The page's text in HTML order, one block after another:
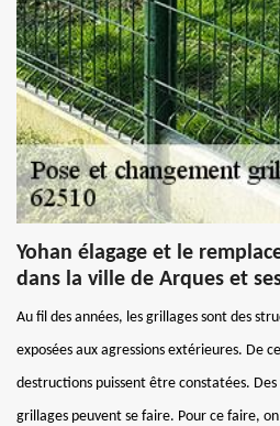
Yohan élagage et le
dans la ville de Arques et
Au fil des années, les grillages sont des
exposées aux agressions extérieures. De
destructions puissent être constatées.
grillages peuvent se faire. Pour ce faire,